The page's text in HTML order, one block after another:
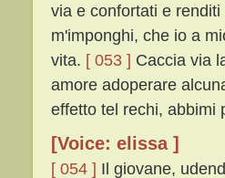
via e confortati e
m'imponghi, che io a
vita. [ 053 ] Caccia via
amore adoperare
effetto tel rechi, abbimi
[Voice: elissa ]
[ 054 ] Il giovane,